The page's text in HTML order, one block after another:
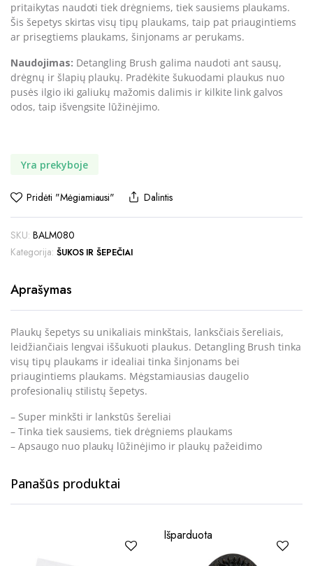
pritaikytas naudoti tiek drėgniems, tiek sausiems plaukams.
Šis šepetys skirtas visų tipų plaukams, taip pat priaugintiems
ar prisegtiems plaukams, šinjonams ar perukams.
Naudojimas: Detangling Brush galima naudoti ant sausų,
drėgnų ir šlapių plaukų. Pradėkite šukuodami plaukus nuo
pusės ilgio iki galiukų mažomis dalimis ir kilkite link galvos
odos, taip išvengsite lūžinėjimo.
Yra prekyboje
Pridėti "Mėgiamiausi" Dalintis
SKU: BALM080
Kategorija: ŠUKOS IR ŠEPEČIAI
Aprašymas
Plaukų šepetys su unikaliais minkštais, lanksčiais šereliais,
leidžiančiais lengvai iššukuoti plaukus. Detangling Brush tinka
visų tipų plaukams ir idealiai tinka šinjonams bei
priaugintiems plaukams. Mėgstamiausias daugelio
profesionalių stilistų šepetys.
– Super minkšti ir lankstūs šereliai
– Tinka tiek sausiems, tiek drėgniems plaukams
– Apsaugo nuo plaukų lūžinėjimo ir plaukų pažeidimo
Panašūs produktai
Išparduota